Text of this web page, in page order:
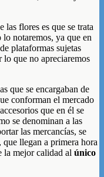
las flores es que se trata
notaremos, ya que en
plataformas sujetas
que no apreciaremos
que se encargaban de
conforman el mercado
que en él se
se denominan a las
las mercancías, se
llegan a primera hora
la mejor calidad al único